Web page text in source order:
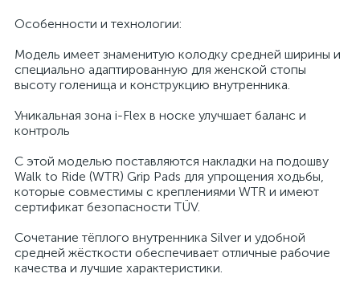
Особенности и технологии:
Модель имеет знаменитую колодку средней ширины и
специально адаптированную для женской стопы
высоту голенища и конструкцию внутренника.
Уникальная зона i-Flex в носке улучшает баланс и
контроль
С этой моделью поставляются накладки на подошву
Walk to Ride (WTR) Grip Pads для упрощения ходьбы,
которые совместимы с креплениями WTR и имеют
сертификат безопасности TÜV.
Сочетание тёплого внутренника Silver и удобной
средней жёсткости обеспечивает отличные рабочие
качества и лучшие характеристики.